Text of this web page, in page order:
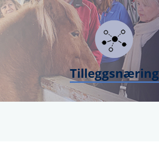
Tilleggsnæring